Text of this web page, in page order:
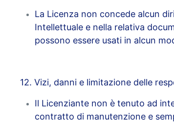
La Licenza non concede alcun
Intellettuale e nella relativa
possono essere usati in alcun
12. Vizi, danni e limitazione delle
Il Licenziante non è tenuto ad
contratto di manutenzione e